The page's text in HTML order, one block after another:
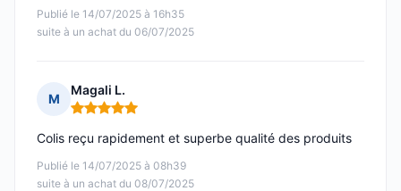
Publié le 14/07/2025 à 16h35
suite à un achat du 06/07/2025
M
Magali L.
Note : 5 sur 5
Publié le 14/07/2025 à 08h39
suite à un achat du 08/07/2025
Colis reçu rapidement et superbe qualité des produits